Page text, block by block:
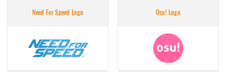
Need For Speed Logo Osu! Logo